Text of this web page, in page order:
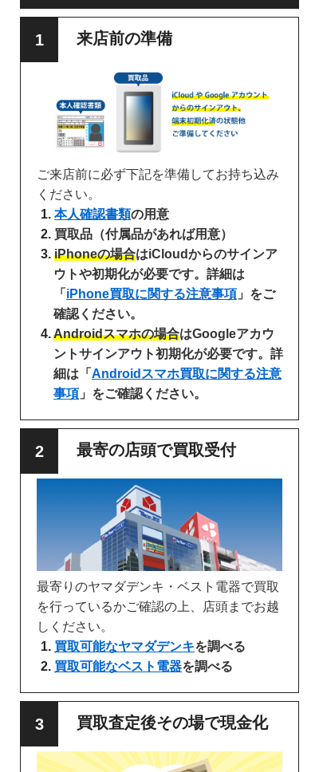
来店前の準備
ご来店前に必ず下記を準備してお持ち込み
ください。
本人確認書類の用意
買取品（付属品があれば用意）
iPhoneの場合はiCloudからのサインア
ウトや初期化が必要です。詳細は
「 iPhone買取に関する注意事項 」をご
確認ください。
Androidスマホの場合はGoogleアカウ
ントサインアウト初期化が必要です。詳
細は「 Androidスマホ買取に関する注意
事項 」をご確認ください。
最寄の店頭で買取受付
最寄りのヤマダデンキ・ベスト電器で買取
を行っているかご確認の上、店頭までお越
しください。
買取可能なヤマダデンキを調べる
買取可能なベスト電器を調べる
買取査定後その場で現金化